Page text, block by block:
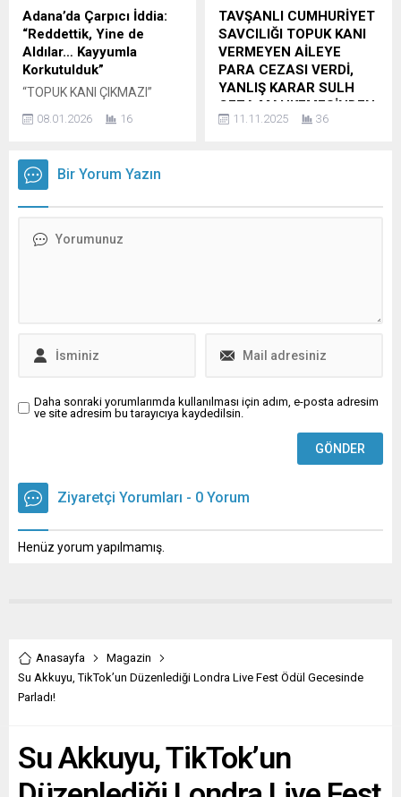
omurilik sinirlerine baskı
yapan bir kitle tespit edilen
Bünyamin, Beyin ve Sinir
Cerrahisi Uzmanı Op. Dr.
Burak Turna, yapılan
tetkikler sonucunda mesane
kanseri tanısı konulan ve
birçok rahatsızlığı
bulunduğu için ameliyat...
Adana’da Çarpıcı İddia:
“Reddettik, Yine de
Aldılar… Kayyumla
Korkutulduk”
“TOPUK KANI ÇIKMAZI”
MÜDAHALESİNDEN
bebeğine ilk kez topuk
kanını vermediği için
mağduriyete çarpıcı
tartışılan sağlık–hukuk–
gerilimi yeniden gündeme...
08.01.2026 16
TAVŞANLI CUMHURİYET
SAVCILIĞI TOPUK KANI
VERMEYEN AİLEYE
PARA CEZASI VERDİ,
YANLIŞ KARAR SULH
CEZA MAHKEMESİNDEN
DÖNDÜ.
verilmesini talep etti ve bu...
11.11.2025 36
Bir Yorum Yazın
Daha sonraki yorumlarımda kullanılması için adım, e-posta adresim
ve site adresim bu tarayıcıya kaydedilsin.
Ziyaretçi Yorumları - 0 Yorum
Henüz yorum yapılmamış.
Anasayfa
Magazin
Su Akkuyu, TikTok’un Düzenlediği Londra Live Fest Ödül Gecesinde
Parladı!
Su Akkuyu, TikTok’un